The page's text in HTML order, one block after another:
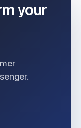
your